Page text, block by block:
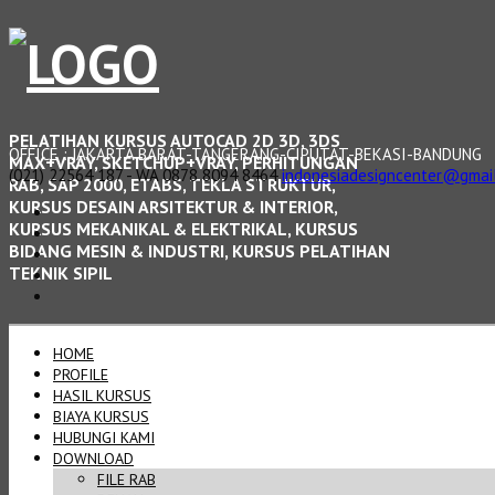
PELATIHAN KURSUS AUTOCAD 2D 3D, 3DS
MAX+VRAY, SKETCHUP+VRAY, PERHITUNGAN
RAB, SAP 2000, ETABS, TEKLA STRUKTUR,
KURSUS DESAIN ARSITEKTUR & INTERIOR,
KURSUS MEKANIKAL & ELEKTRIKAL, KURSUS
BIDANG MESIN & INDUSTRI, KURSUS PELATIHAN
TEKNIK SIPIL
OFFICE : JAKARTA BARAT-TANGERANG-CIPUTAT-BEKASI-BANDUNG
(021) 22564 187 - WA 0878 8094 8464
HOME
PROFILE
HASIL KURSUS
BIAYA KURSUS
HUBUNGI KAMI
DOWNLOAD
FILE RAB